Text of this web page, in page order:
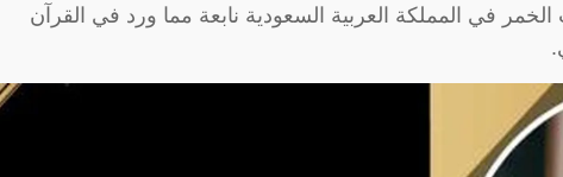
في المملكة العربية السعودية نابعة مما ورد في القرآن